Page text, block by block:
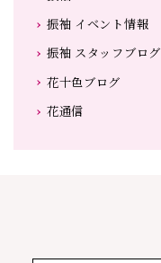
振袖 イベント情報
振袖 スタッフブログ
花十色ブログ
花通信